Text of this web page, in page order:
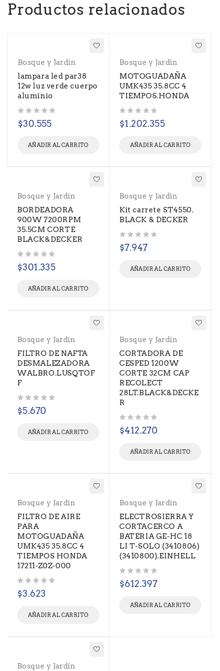
Productos relacionados
Bosque y Jardín
lampara led par38
12w luz verde cuerpo
aluminio
$30.555
AÑADIR AL CARRITO
Bosque y Jardín
MOTOGUADAÑA
UMK435 35.8CC 4
TIEMPOS.HONDA
$1.202.355
AÑADIR AL CARRITO
Bosque y Jardín
BORDEADORA
900W 7200RPM
35.5CM CORTE
BLACK&DECKER
$301.335
AÑADIR AL CARRITO
Bosque y Jardín
Kit carrete ST4550.
BLACK & DECKER
$7.947
AÑADIR AL CARRITO
Bosque y Jardín
FILTRO DE NAFTA
DESMALEZADORA
WALBRO.LUSQTOF
F
$5.670
AÑADIR AL CARRITO
Bosque y Jardín
CORTADORA DE
CESPED 1200W
CORTE 32CM CAP
RECOLECT
28LT.BLACK&DECKE
R
$412.270
AÑADIR AL CARRITO
Bosque y Jardín
FILTRO DE AIRE
PARA
MOTOGUADAÑA
UMK435 35.8CC 4
TIEMPOS HONDA
17211-Z0Z-000
$3.623
AÑADIR AL CARRITO
Bosque y Jardín
ELECTROSIERRA Y
CORTACERCO A
BATERIA GE-HC 18
LI T-SOLO (3410806)
(3410800).EINHELL
$612.397
AÑADIR AL CARRITO
Bosque y Jardín